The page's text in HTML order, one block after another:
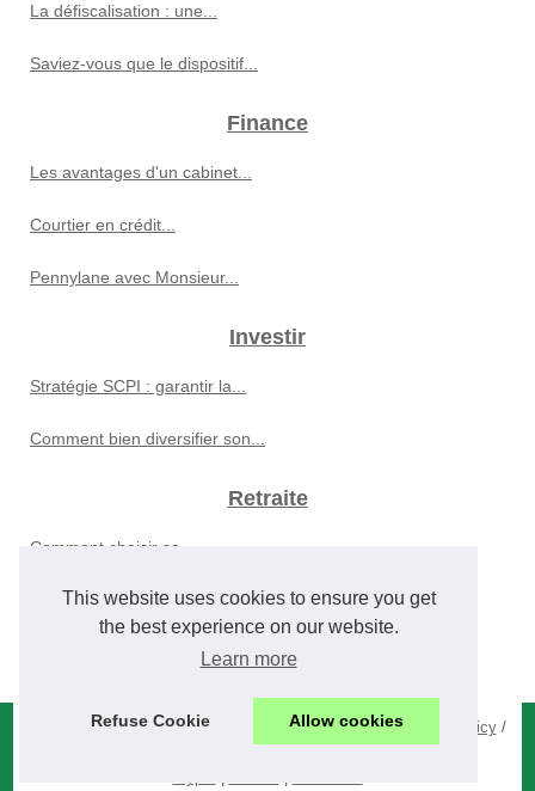
This website uses cookies to ensure you get
the best experience on our website.
Learn more
Refuse Cookie Allow cookies
La défiscalisation : une...
Saviez-vous que le dispositif...
Finance
Les avantages d'un cabinet...
Courtier en crédit...
Pennylane avec Monsieur...
Investir
Stratégie SCPI : garantir la...
Comment bien diversifier son...
Retraite
Comment choisir sa...
Assurance-vie en 2026 : la...
Les Services exclusifs...
Fraudresolutionforseniors.com/Site Index/Cookies Policy/